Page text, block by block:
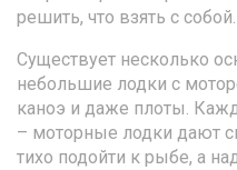
решить, что взять с собой.
Существует несколько
небольшие лодки с
каноэ и даже плоты.
– моторные лодки дают
тихо подойти к рыбе, а